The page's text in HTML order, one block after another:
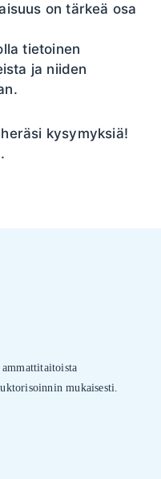
on tärkeä osa
tietoinen
ja niiden
kysymyksiä!
mukaisesti.